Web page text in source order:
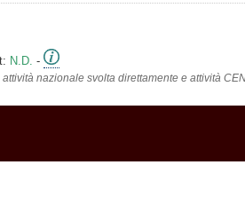
N.D. -
nazionale svolta direttamente e attività